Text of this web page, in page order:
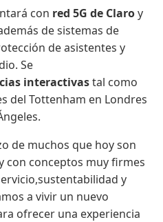
con red 5G de Claroy
de sistemas de
de asistentes y
Se
interactivastal como
del Tottenham en Londres
de muchos que hoy son
con conceptos muy firmes
y
a vivir un nuevo
ofrecer una experiencia